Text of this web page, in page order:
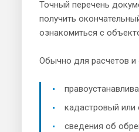
Точный перечень
получить
ознакомиться с
Обычно для расчетов
кадастровый или
сведения об